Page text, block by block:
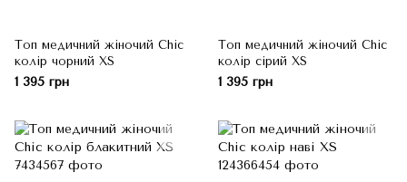
Топ медичний жіночий Chic
колір чорний XS
1 395 грн
Топ медичний жіночий Chic
колір сірий XS
1 395 грн